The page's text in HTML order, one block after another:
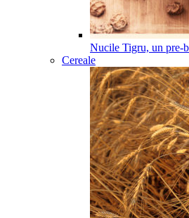
Nucile Tigru, un pre-
Cereale